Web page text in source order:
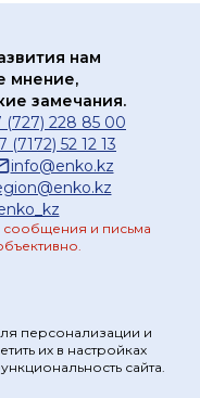
персонализации и
их в настройках
сайта.
нам
мнение,
замечания.
(727) 228 85 00
(7172) 52 12 13
info@enko.kz
сообщения и письма